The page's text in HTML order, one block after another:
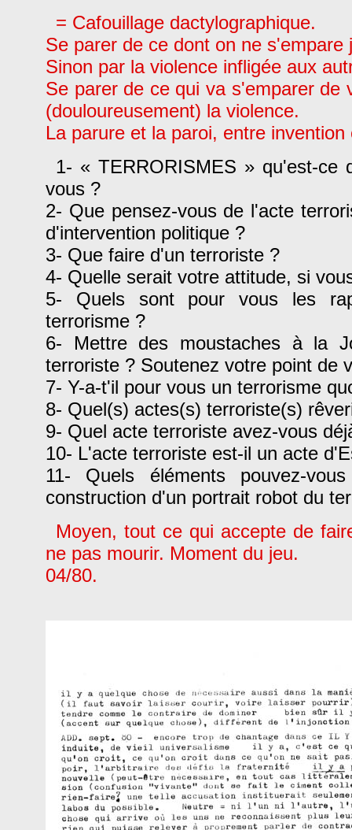
= Cafouillage dactylographique.
Se parer de ce dont on ne s'empare
Sinon par la violence infligée aux
Se parer de ce qui va s'emparer de
(douloureusement) la violence.
La parure et la paroi, entre
1- « TERRORISMES » qu'est-ce
vous ?
2- Que pensez-vous de l'acte
d'intervention politique ?
3- Que faire d'un terroriste ?
4- Quelle serait votre attitude, si
5- Quels sont pour vous les
terrorisme ?
6- Mettre des moustaches à la
terroriste ? Soutenez votre point de
7- Y-a-t'il pour vous un terrorisme
8- Quel(s) actes(s) terroriste(s)
9- Quel acte terroriste avez-vous
10- L'acte terroriste est-il un acte
11- Quels éléments pouvez-
construction d'un portrait robot du
Moyen, tout ce qui accepte de
ne pas mourir. Moment du jeu.
04/80.